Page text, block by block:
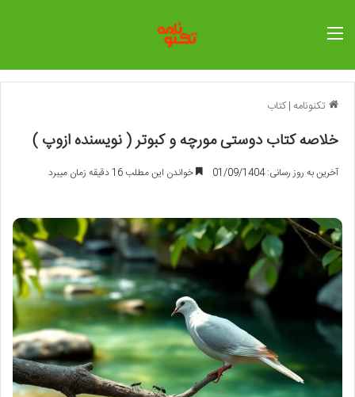
تکنونامه |کتاب
خلاصه کتاب دوستی مورچه و کبوتر ( نویسنده ازوپ )
آخرین به روز رسانی: 01/09/1404 خواندن این مطلب 16 دقیقه زمان میبرد